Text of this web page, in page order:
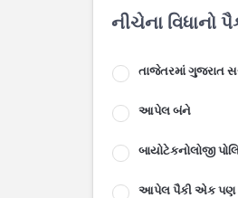
નીચેના વિધાનો
તાજેતરમાં ગુજરાત
આપેલ બંને
બાયોટેકનોલોજી
આપેલ પૈકી એક પણ